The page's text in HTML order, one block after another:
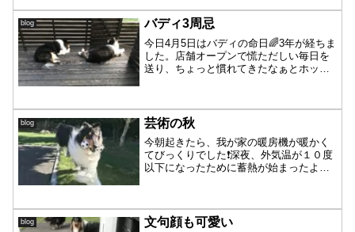
詩ちゃん、頑張っています😄あ、凛ちゃ
ん手出してる😂詩ちゃん、...
blog バディ3周忌
今日4月5日はバディの命日🌈3年が経ちま
した。店舗オープンで慌ただしい毎日を
送り、ちょっと慣れてきたなぁとホッと
然やってきた別れ。コリーの一般的にい
われている寿命から...
blog 芸術の秋
今朝起きたら、我が家の暖房機が暖かく
てびっくりでした❗️深夜、外気温が１０度
以下になったために蓄熱が始まったよう
たっぷり外活した後は...
blog 文句顔も可愛い